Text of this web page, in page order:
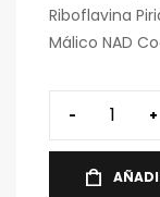
Riboflavina
Málico NAD
- +